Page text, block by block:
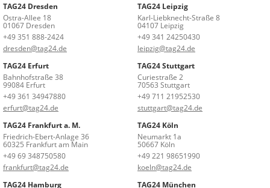
TAG24 Dresden
Ostra-Allee 18
01067 Dresden
+49 351 888-2424
dresden@tag24.de
TAG24 Leipzig
Karl-Liebknecht-Straße 8
04107 Leipzig
+49 341 24250430
leipzig@tag24.de
TAG24 Erfurt
Bahnhofstraße 38
99084 Erfurt
+49 361 34947880
erfurt@tag24.de
TAG24 Stuttgart
Curiestraße 2
70563 Stuttgart
+49 711 21952530
stuttgart@tag24.de
TAG24 Frankfurt a. M.
Friedrich-Ebert-Anlage 36
60325 Frankfurt am Main
+49 69 348750580
frankfurt@tag24.de
TAG24 Köln
Neumarkt 1a
50667 Köln
+49 221 98651990
koeln@tag24.de
TAG24 Hamburg
TAG24 München